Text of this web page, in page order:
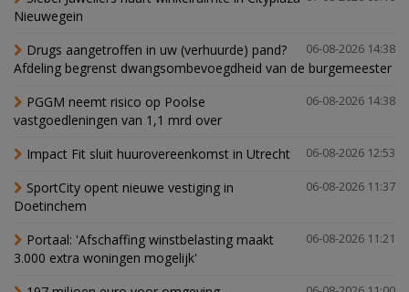
Nieuwegein
06-08-2026 14:38
Drugs aangetroffen in uw (verhuurde) pand?
Afdeling begrenst dwangsombevoegdheid van de burgemeester
06-08-2026 14:38
PGGM neemt risico op Poolse
vastgoedleningen van 1,1 mrd over
06-08-2026 12:53
Impact Fit sluit huurovereenkomst in Utrecht
06-08-2026 11:37
SportCity opent nieuwe vestiging in
Doetinchem
06-08-2026 11:21
Portaal: 'Afschaffing winstbelasting maakt
3.000 extra woningen mogelijk'